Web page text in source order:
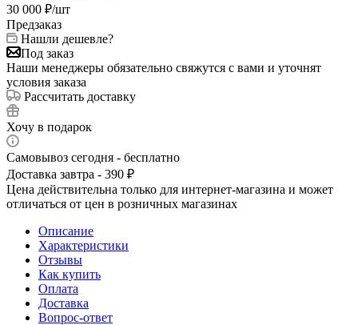
30 000 ₽/шт
Предзаказ
Нашли дешевле?
Под заказ
Наши менеджеры обязательно свяжутся с вами и уточнят
условия заказа
Рассчитать доставку
Хочу в подарок
Самовывоз сегодня - бесплатно
Доставка завтра - 390 ₽
Цена действительна только для интернет-магазина и может
отличаться от цен в розничных магазинах
Описание
Характеристики
Отзывы
Как купить
Оплата
Доставка
Вопрос-ответ